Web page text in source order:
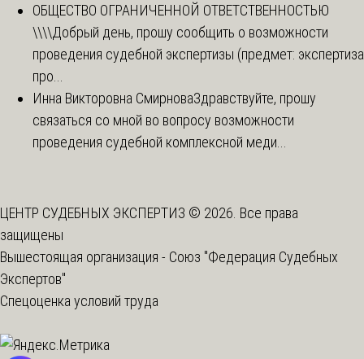
ОБЩЕСТВО ОГРАНИЧЕННОЙ ОТВЕТСТВЕННОСТЬЮ
\\\\Добрый день, прошу сообщить о возможности
проведения судебной экспертизы (предмет: экспертиза
про...
Инна Викторовна СмирноваЗдравствуйте, прошу
связаться со мной во вопросу возможности
проведения судебной комплексной меди...
ЦЕНТР СУДЕБНЫХ ЭКСПЕРТИЗ © 2026. Все права
защищены
Вышестоящая организация - Союз "Федерация Судебных
Экспертов"
Спецоценка условий труда